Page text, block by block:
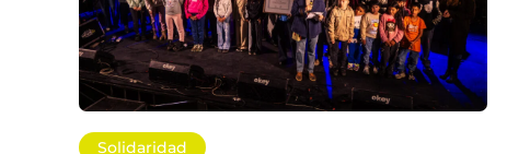
Solidaridad